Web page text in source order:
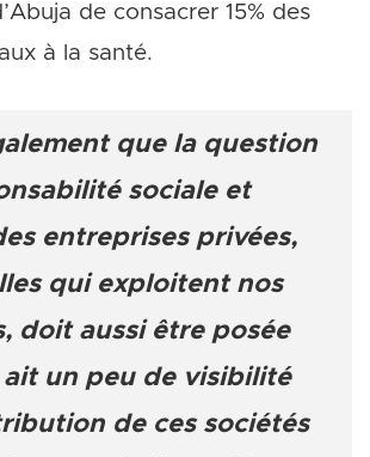
de consacrer 15% des
à la santé.
que la question
sociale et
entreprises privées,
qui exploitent nos
doit aussi être posée
ait un peu de visibilité
de ces sociétés